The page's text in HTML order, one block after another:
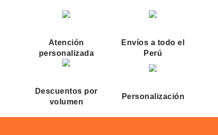
Atención
personalizada
Envíos a todo el
Perú
Descuentos por
volumen
Personalización